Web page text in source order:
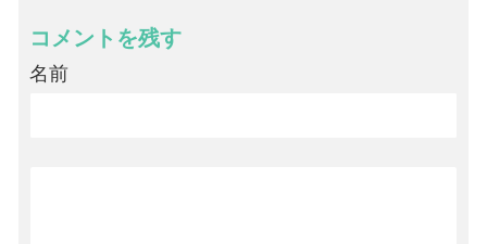
コメントを残す
名前